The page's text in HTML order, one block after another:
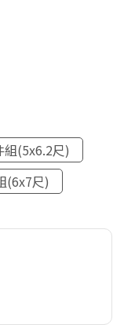
組(5x6.2尺)
(6x7尺)